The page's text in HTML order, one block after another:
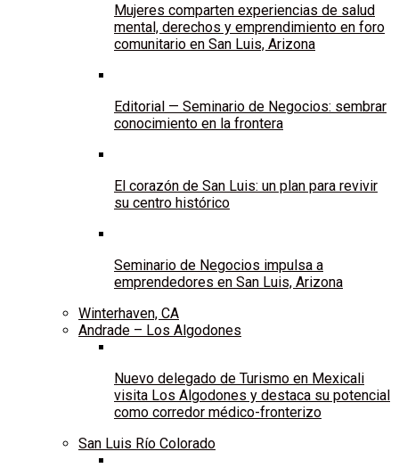
Mujeres comparten experiencias de salud
mental, derechos y emprendimiento en foro
comunitario en San Luis, Arizona
Editorial — Seminario de Negocios: sembrar
conocimiento en la frontera
El corazón de San Luis: un plan para revivir
su centro histórico
Seminario de Negocios impulsa a
emprendedores en San Luis, Arizona
Winterhaven, CA
Andrade – Los Algodones
Nuevo delegado de Turismo en Mexicali
visita Los Algodones y destaca su potencial
como corredor médico-fronterizo
San Luis Río Colorado